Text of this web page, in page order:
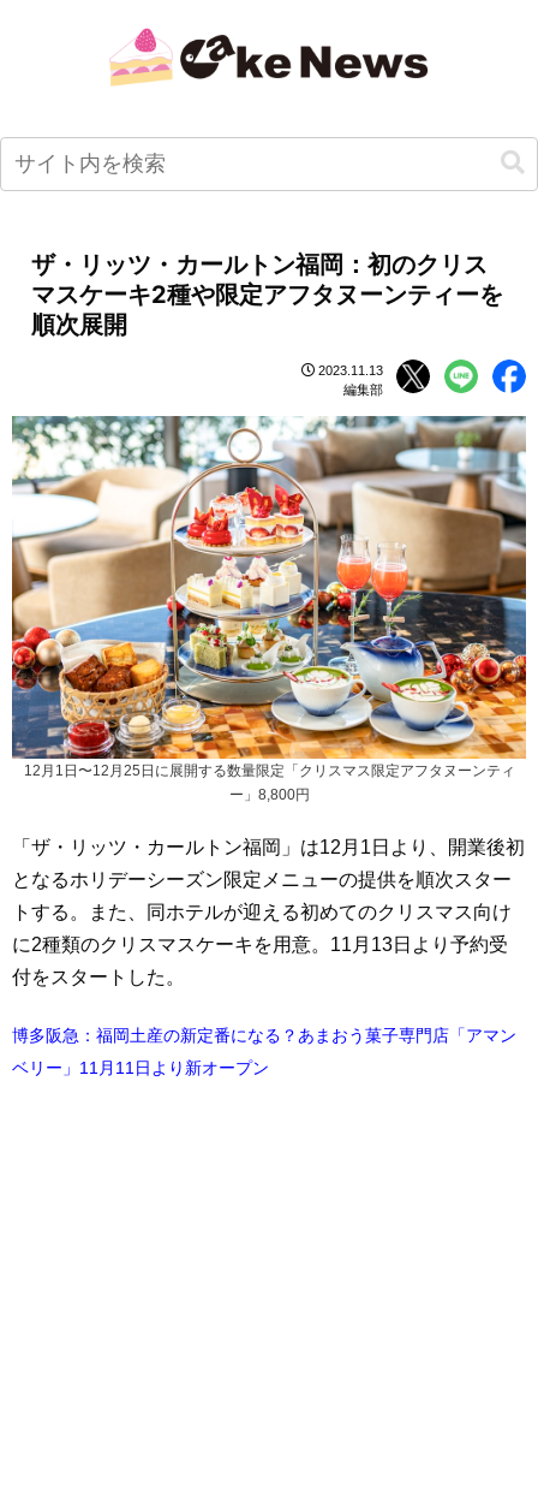
ザ・リッツ・カールトン福岡：初のクリス
マスケーキ2種や限定アフタヌーンティーを
順次展開
2023.11.13
編集部
12月1日〜12月25日に展開する数量限定「クリスマス限定アフタヌーンティ
ー」8,800円
「ザ・リッツ・カールトン福岡」は12月1日より、開業後初
となるホリデーシーズン限定メニューの提供を順次スター
トする。また、同ホテルが迎える初めてのクリスマス向け
に2種類のクリスマスケーキを用意。11月13日より予約受
付をスタートした。
博多阪急：福岡土産の新定番になる？あまおう菓子専門店「アマン
ベリー」11月11日より新オープン